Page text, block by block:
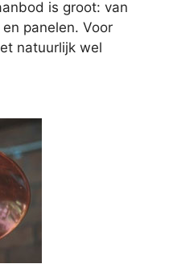
is groot: van
panelen. Voor
natuurlijk wel